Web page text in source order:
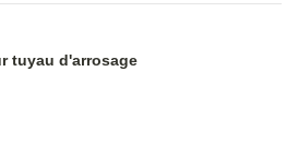
tuyau d'arrosage